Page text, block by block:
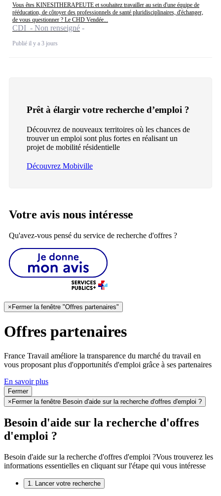
Vous êtes KINESITHERAPEUTE et souhaitez travailler au sein d'une équipe de
rééducation, de côtoyer des professionnels de santé pluridisciplinaires, d'échanger,
de vous questionner ? Le CHD Vendée...
CDI - Non renseigné
Publié il y a 3 jours
Prêt à élargir votre recherche d’emploi ?
Découvrez de nouveaux territoires où les chances de
trouver un emploi sont plus fortes en réalisant un
projet de mobilité résidentielle
Découvrez Mobiville
Votre avis nous intéresse
Qu'avez-vous pensé du service de recherche d'offres ?
×Fermer la fenêtre "Offres partenaires"
Offres partenaires
France Travail améliore la transparence du marché du travail en
vous proposant plus d'opportunités d'emploi grâce à ses partenaires
En savoir plus
Fermer
×Fermer la fenêtre Besoin d'aide sur la recherche d'offres d'emploi ?
Besoin d'aide sur la recherche d'offres
d'emploi ?
Besoin d'aide sur la recherche d'offres d'emploi ?Vous trouverez les
informations essentielles en cliquant sur l'étape qui vous intéresse
1. Lancer votre recherche